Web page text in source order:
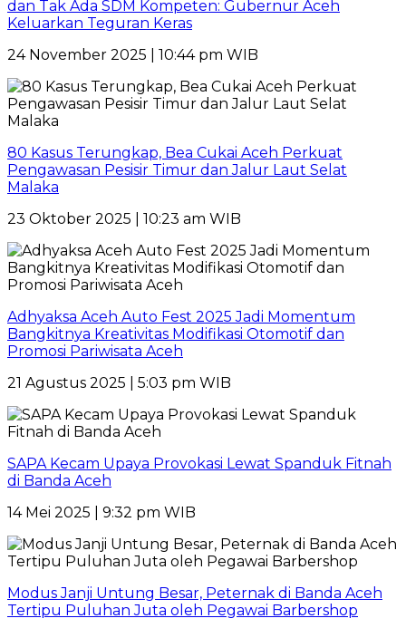
dan Tak Ada SDM Kompeten: Gubernur Aceh
Keluarkan Teguran Keras
24 November 2025 | 10:44 pm WIB
80 Kasus Terungkap, Bea Cukai Aceh Perkuat
Pengawasan Pesisir Timur dan Jalur Laut Selat
Malaka
23 Oktober 2025 | 10:23 am WIB
Adhyaksa Aceh Auto Fest 2025 Jadi Momentum
Bangkitnya Kreativitas Modifikasi Otomotif dan
Promosi Pariwisata Aceh
21 Agustus 2025 | 5:03 pm WIB
SAPA Kecam Upaya Provokasi Lewat Spanduk Fitnah
di Banda Aceh
14 Mei 2025 | 9:32 pm WIB
Modus Janji Untung Besar, Peternak di Banda Aceh
Tertipu Puluhan Juta oleh Pegawai Barbershop